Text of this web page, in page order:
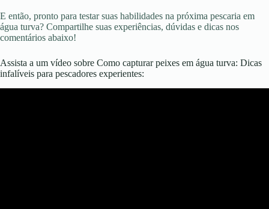
E então, pronto para testar suas habilidades na próxima pescaria em
água turva? Compartilhe suas experiências, dúvidas e dicas nos
comentários abaixo!
Assista a um vídeo sobre Como capturar peixes em água turva: Dicas
infalíveis para pescadores experientes: